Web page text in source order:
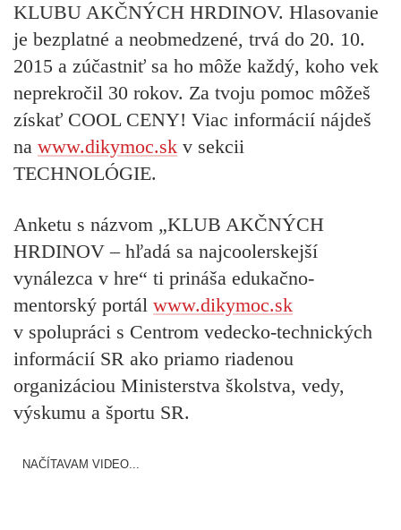
KLUBU AKČNÝCH HRDINOV. Hlasovanie
je bezplatné a neobmedzené, trvá do 20. 10.
2015 a zúčastniť sa ho môže každý, koho vek
neprekročil 30 rokov. Za tvoju pomoc môžeš
získať COOL CENY! Viac informácií nájdeš
na www.dikymoc.sk v sekcii
TECHNOLÓGIE.
Anketu s názvom „KLUB AKČNÝCH
HRDINOV – hľadá sa najcoolerskejší
vynálezca v hre“ ti prináša edukačno-
mentorský portál www.dikymoc.sk
v spolupráci s Centrom vedecko-technických
informácií SR ako priamo riadenou
organizáciou Ministerstva školstva, vedy,
výskumu a športu SR.
NAČÍTAVAM VIDEO...